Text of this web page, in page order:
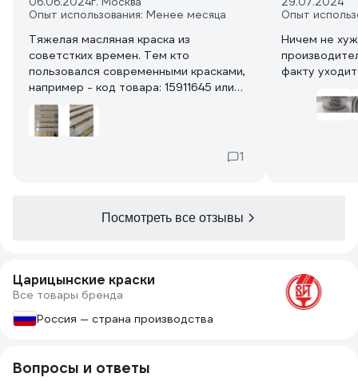
Опыт использования: Менее месяца
Тяжелая масляная краска из
советстких времен. Тем кто
пользовался современными красками,
например - код товара: 15911645 или
16156123, данная краска принесет
разочарование. У данного
производителя есть краска 4 в 1,
1
Опыт
Ничем не
факту
Посмотреть все отзывы
Царицынские краски
Все товары бренда
Россия — страна производства
Вопросы и ответы